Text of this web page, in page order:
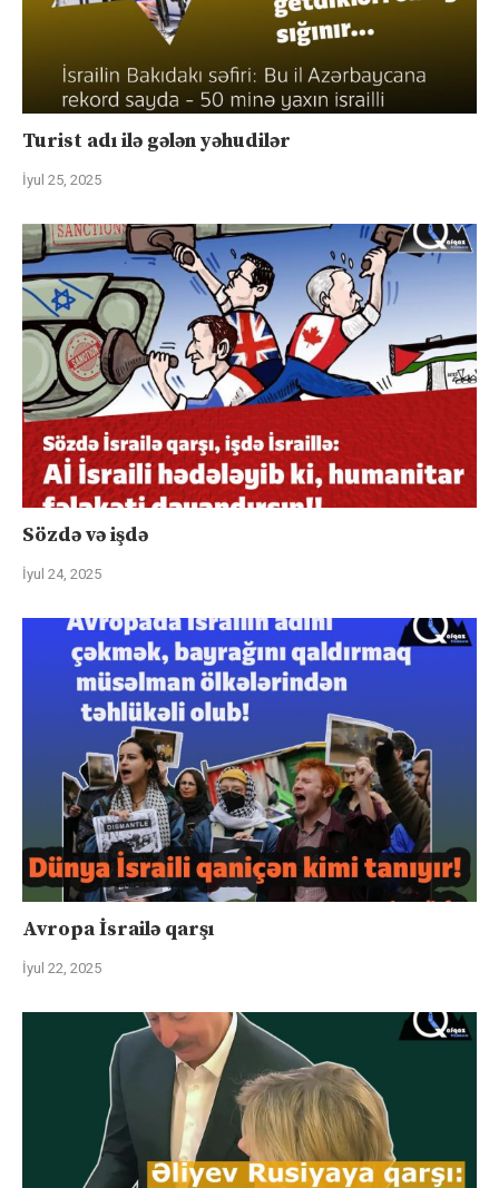
Turist adı ilə gələn yəhudilər
İyul 25, 2025
Sözdə və işdə
İyul 24, 2025
Avropa İsrailə qarşı
İyul 22, 2025